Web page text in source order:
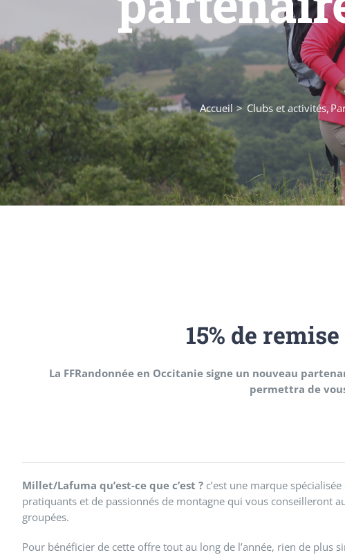
Accueil Clubs et activités
15% de
La FFRandonnée en Occitanie signe un nouveau
permettra de
Millet/Lafuma qu’est-ce que c’est ? c’est une marque
pratiquants et de passionnés de montagne qui vous conseilleront
groupées.
Pour bénéficier de cette offre tout au long de l’année, rien de plus